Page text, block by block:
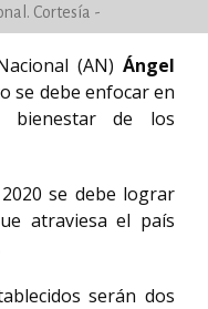
Cortesía -
(AN) Ángel
se debe enfocar en
bienestar de los
se debe lograr
atraviesa el país
serán dos